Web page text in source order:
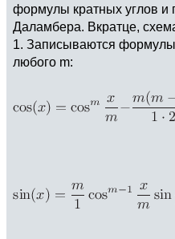
формулы кратных углов и
Даламбера. Вкратце,
1. Записываются
любого m: